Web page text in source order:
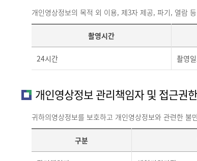
개인영상정보의 목적 외 이용, 제3자 제공, 파기, 열람
촬영시간
24시간 촬영
개인영상정보 관리책임자 및 접근권
귀하의영상정보를 보호하고 개인영상정보와 관련한
구분